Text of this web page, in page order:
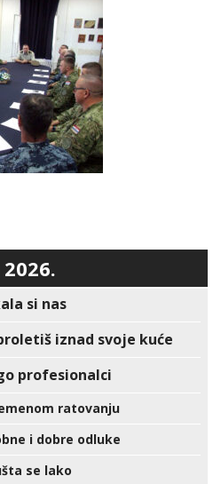
si nas
iznad svoje kuće
profesionalci
ratovanju
i dobre odluke
se lako